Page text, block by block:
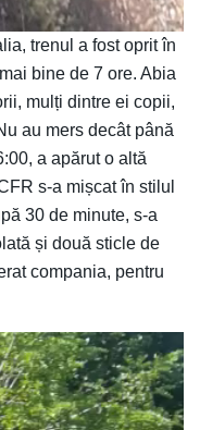
trenul a fost oprit în
bine de 7 ore. Abia
mulți dintre ei copii,
au mers decât până
a apărut o altă
s-a mișcat în stilul
30 de minute, s-a
și două sticle de
compania, pentru